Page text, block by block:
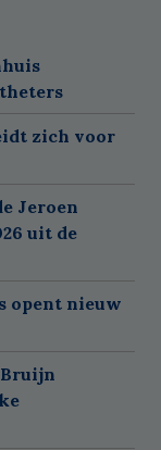
zich voor
Jeroen
uit de
opent nieuw